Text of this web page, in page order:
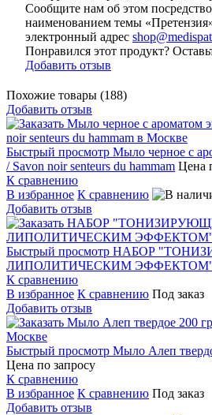
Сообщите нам об этом
наименованием темы
электронный адрес
Понравился этот продукт?
Добавить отзыв
Похожие товары (188)
Добавить отзыв
Быстрый просмотр Мыло черное с
/ Savon noir senteurs du hammam Цена
К сравнению
В избранное К сравнению
Добавить отзыв
Быстрый просмотр НАБОР
ЛИПОЛИТИЧЕСКИМ
К сравнению
В избранное К сравнению Под заказ
Добавить отзыв
Быстрый просмотр Мыло Алеп
Цена по запросу
К сравнению
В избранное К сравнению Под заказ
Добавить отзыв